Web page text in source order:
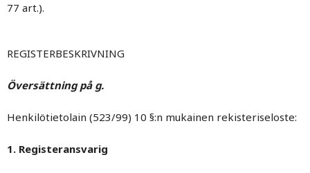
77 art.).
REGISTERBESKRIVNING
Översättning på g.
Henkilötietolain (523/99) 10 §:n mukainen rekisteriseloste:
1. Registeransvarig